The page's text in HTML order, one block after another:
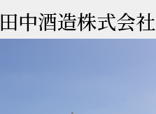
田中酒造株式会社